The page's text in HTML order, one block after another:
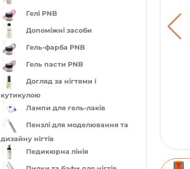
Гелі PNB
Допоміжні засоби
Гель-фарба PNB
Гель пасти PNB
Догляд за нігтями і
кутикулою
Лампи для гель-лаків
Пензлі для моделювання та
дизайну нігтів
Педикюрна лінія